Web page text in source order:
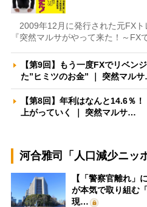
2009年12月に発行された元FXト
『突然マルサがやって来た！～FX
【第9回】もう一度FXでリベ
た”ヒミツのお金” ｜ 突然マル
【第8回】年利はなんと14.6％
上がっていく ｜ 突然マルサ…
河合雅司「人口減少ニッ
【「警察官離れ」
が本気で取り組む
現…